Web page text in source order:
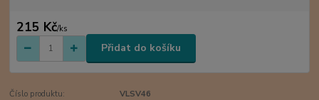
215 Kč/ks
Přidat do košíku
Číslo produktu: VLSV46